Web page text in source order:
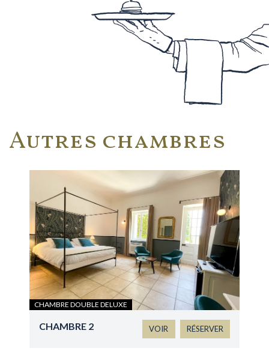
Autres chambres
CHAMBRE DOUBLE DELUXE
CHAMBRE 2 VOIR RÉSERVER